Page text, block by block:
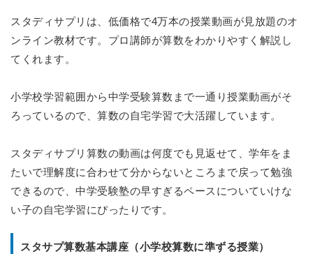
スタディサプリは、低価格で4万本の授業動画が見放題のオ
ンライン教材です。プロ講師が算数をわかりやすく解説し
てくれます。
小学校学習範囲から中学受験算数まで一通り授業動画がそ
ろっているので、算数の自宅学習で大活躍しています。
スタディサプリ算数の動画は何度でも見返せて、学年をま
たいで理解度に合わせて分からないところまで戻って勉強
できるので、中学受験塾の早すぎるペースについていけな
い子の自宅学習にぴったりです。
スタサプ算数基本講座（小学校算数に準ずる授業）